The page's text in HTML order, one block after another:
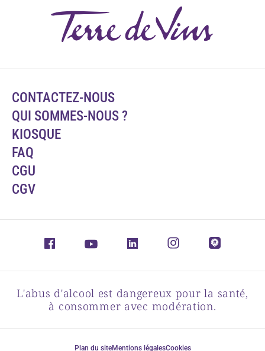
CONTACTEZ-NOUS
QUI SOMMES-NOUS ?
KIOSQUE
FAQ
CGU
CGV
L'abus d'alcool est dangereux pour la santé,
à consommer avec modération.
Plan du siteMentions légalesCookies